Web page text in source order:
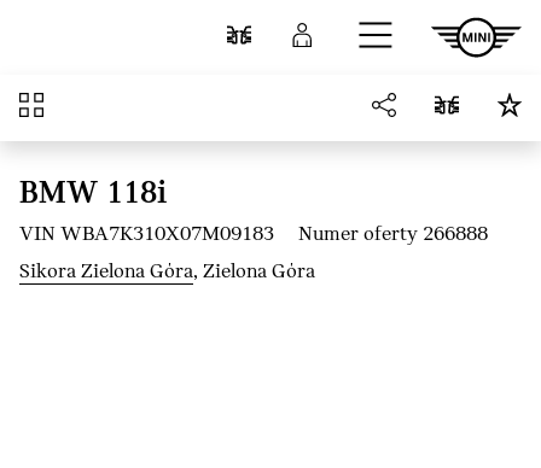
Przejdź do głównej treści
Porównaj Zaloguj się
Przegląd
BMW 118i
VIN WBA7K310X07M09183
Numer oferty 266888
Sikora Zielona Góra, Zielona Góra